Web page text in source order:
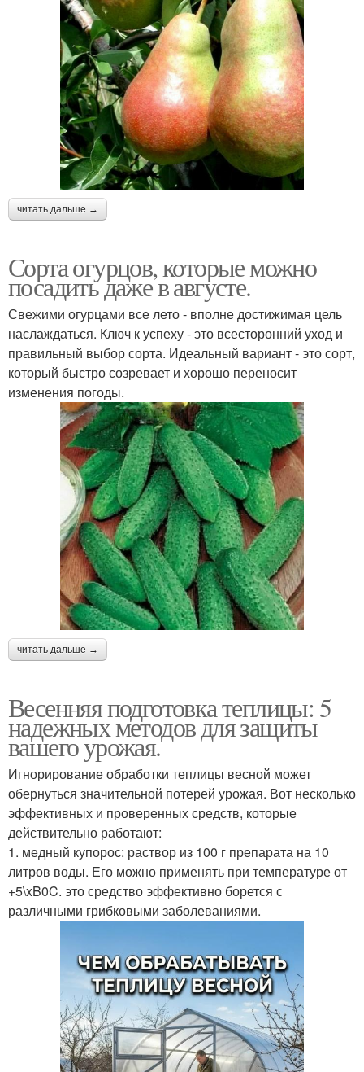
читать дальше →
Сорта огурцов, которые можно
посадить даже в августе.
Свежими огурцами все лето - вполне достижимая цель
наслаждаться. Ключ к успеху - это всесторонний уход и
правильный выбор сорта. Идеальный вариант - это сорт,
который быстро созревает и хорошо переносит
изменения погоды.
читать дальше →
Весенняя подготовка теплицы: 5
надежных методов для защиты
вашего урожая.
Игнорирование обработки теплицы весной может
обернуться значительной потерей урожая. Вот несколько
эффективных и проверенных средств, которые
действительно работают:
1. медный купорос: раствор из 100 г препарата на 10
литров воды. Его можно применять при температуре от
+5\xB0C. это средство эффективно борется с
различными грибковыми заболеваниями.